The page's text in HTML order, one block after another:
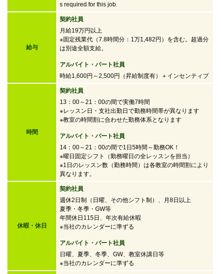
s required for this job.
給与
契約社員
月給19万円以上
※固定残業代（7.8時間分：1万1,482円）を含む。超過分
は別途全額支給。
アルバイト・パート社員
時給1,600円～2,500円
（昇給制度有）＋インセンティブ
時間
契約社員
13：00～21：00の間で実働7時間
※レッスン日・支社出勤日で勤務時間帯が異なります
※教室の時間割に合わせた勤務体系となります
アルバイト・パート社員
14：00～21：00の間で1日5時間～勤務OK！
※曜日固定シフト（勤務曜日の全レッスンを担当）
※1日のレッスン数（勤務時間）は各教室の時間割により
異なります。
休暇・休日
契約社員
週休2日制（日曜、その他シフト制）、月8日以上
夏季・冬季・GW等
年間休日115日、年次有給休暇
※当社のカレンダーに準ずる
アルバイト・パート社員
日曜、夏季、冬季、GW、教室休講日等
※当社のカレンダーに準ずる